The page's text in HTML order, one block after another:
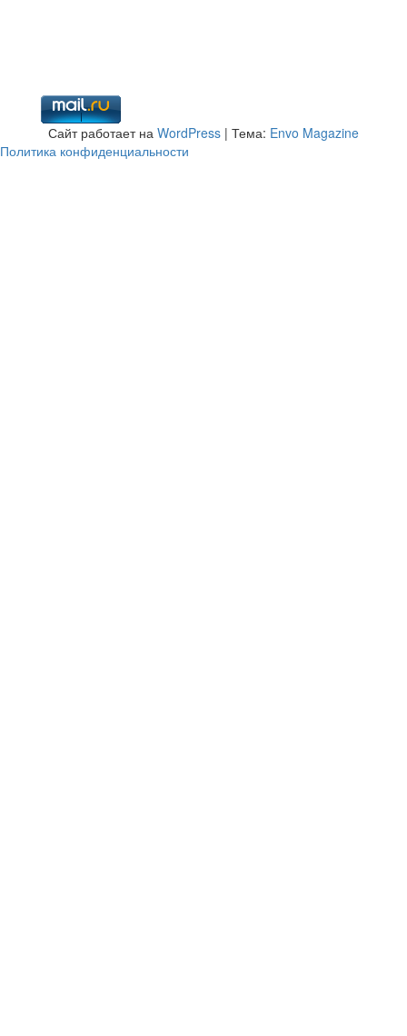
Сайт работает на WordPress | Тема: Envo Magazine
Политика конфиденциальности